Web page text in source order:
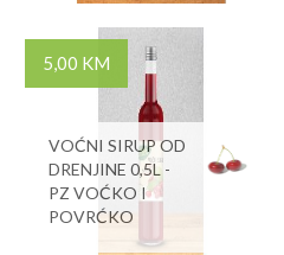
5,00 KM
VOĆNI SIRUP OD
DRENJINE 0,5L -
PZ VOĆKO I
POVRĆKO